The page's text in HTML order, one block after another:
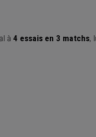
à 4 essais en 3 matchs,